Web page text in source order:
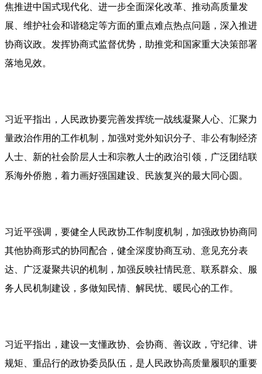
焦推进中国式现代化、进一步全面深化改革、推动高质量发
展、维护社会和谐稳定等方面的重点难点热点问题，深入推进
协商议政。发挥协商式监督优势，助推党和国家重大决策部署
落地见效。
习近平指出，人民政协要完善发挥统一战线凝聚人心、汇聚力
量政治作用的工作机制，加强对党外知识分子、非公有制经济
人士、新的社会阶层人士和宗教人士的政治引领，广泛团结联
系海外侨胞，着力画好强国建设、民族复兴的最大同心圆。
习近平强调，要健全人民政协工作制度机制，加强政协协商同
其他协商形式的协同配合，健全深度协商互动、意见充分表
达、广泛凝聚共识的机制，加强反映社情民意、联系群众、服
务人民机制建设，多做知民情、解民忧、暖民心的工作。
习近平指出，建设一支懂政协、会协商、善议政，守纪律、讲
规矩、重品行的政协委员队伍，是人民政协高质量履职的重要